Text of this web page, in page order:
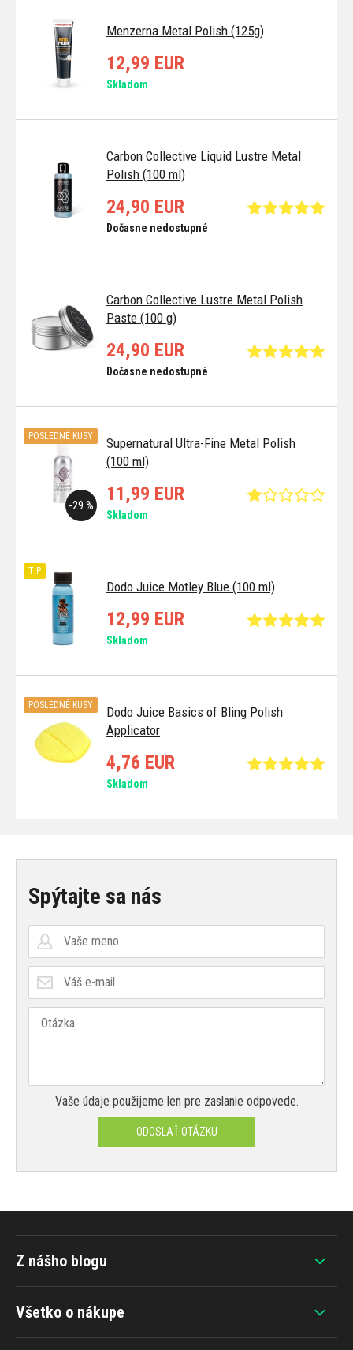
Menzerna Metal Polish (125g)
12,99 EUR
Skladom
Carbon Collective Liquid Lustre Metal
Polish (100 ml)
24,90 EUR
Dočasne nedostupné
Carbon Collective Lustre Metal Polish
Paste (100 g)
24,90 EUR
Dočasne nedostupné
Supernatural Ultra-Fine Metal Polish
(100 ml)
-29 %
POSLEDNÉ KUSY
11,99 EUR
Skladom
Dodo Juice Motley Blue (100 ml)
TIP
12,99 EUR
Skladom
Dodo Juice Basics of Bling Polish
Applicator
POSLEDNÉ KUSY
4,76 EUR
Skladom
Spýtajte sa nás
Vaše údaje použijeme len pre zaslanie odpovede.
ODOSLAŤ OTÁZKU
Všetko o nákupe
Z nášho blogu